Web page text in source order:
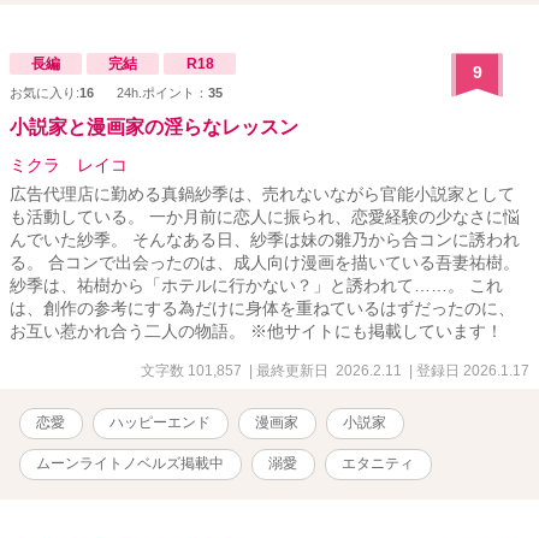
長編 完結 R18
お気に入り:16 24h.ポイント： 35
9
小説家と漫画家の淫らなレッスン
ミクラ レイコ
広告代理店に勤める真鍋紗季は、売れないながら官能小説家として
も活動している。 一か月前に恋人に振られ、恋愛経験の少なさに悩
んでいた紗季。 そんなある日、紗季は妹の雛乃から合コンに誘われ
る。 合コンで出会ったのは、成人向け漫画を描いている吾妻祐樹。
紗季は、祐樹から「ホテルに行かない？」と誘われて……。 これ
は、創作の参考にする為だけに身体を重ねているはずだったのに、
お互い惹かれ合う二人の物語。 ※他サイトにも掲載しています！
文字数 101,857 | 最終更新日 2026.2.11 | 登録日 2026.1.17
恋愛 ハッピーエンド 漫画家 小説家
ムーンライトノベルズ掲載中 溺愛 エタニティ